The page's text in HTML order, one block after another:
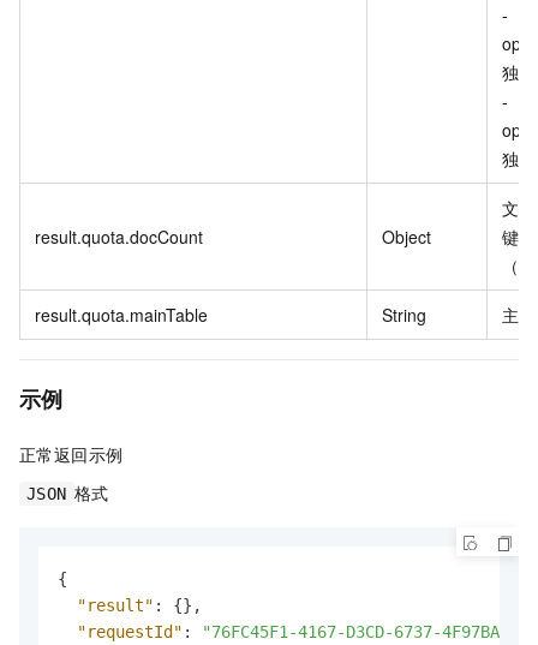
-
独
-
独
result.quota.docCount Object
文
键
（
result.quota.mainTable String 主
示例
正常返回示例
JSON 格式
{
"result" : {} ,
"requestId" :
"76FC45F1-4167-D3CD-6737-